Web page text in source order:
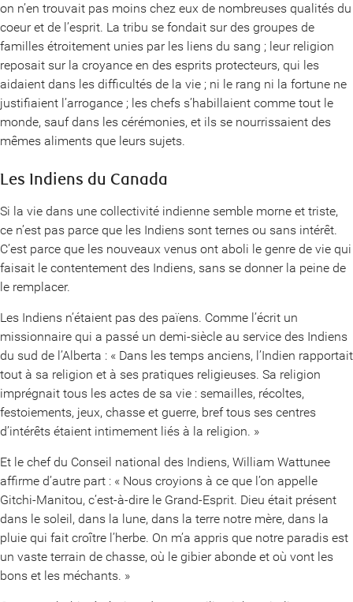
on n’en trouvait pas moins chez eux de nombreuses qualités du
coeur et de l’esprit. La tribu se fondait sur des groupes de
familles étroitement unies par les liens du sang ; leur religion
reposait sur la croyance en des esprits protecteurs, qui les
aidaient dans les difficultés de la vie ; ni le rang ni la fortune ne
justifiaient l’arrogance ; les chefs s’habillaient comme tout le
monde, sauf dans les cérémonies, et ils se nourrissaient des
mêmes aliments que leurs sujets.
Les Indiens du Canada
Si la vie dans une collectivité indienne semble morne et triste,
ce n’est pas parce que les Indiens sont ternes ou sans intérêt.
C’est parce que les nouveaux venus ont aboli le genre de vie qui
faisait le contentement des Indiens, sans se donner la peine de
le remplacer.
Les Indiens n’étaient pas des païens. Comme l’écrit un
missionnaire qui a passé un demi-siècle au service des Indiens
du sud de l’Alberta : « Dans les temps anciens, l’Indien rapportait
tout à sa religion et à ses pratiques religieuses. Sa religion
imprégnait tous les actes de sa vie : semailles, récoltes,
festoiements, jeux, chasse et guerre, bref tous ses centres
d’intérêts étaient intimement liés à la religion. »
Et le chef du Conseil national des Indiens, William Wattunee
affirme d’autre part : « Nous croyions à ce que l’on appelle
Gitchi-Manitou, c’est-à-dire le Grand-Esprit. Dieu était présent
dans le soleil, dans la lune, dans la terre notre mère, dans la
pluie qui fait croître l’herbe. On m’a appris que notre paradis est
un vaste terrain de chasse, où le gibier abonde et où vont les
bons et les méchants. »